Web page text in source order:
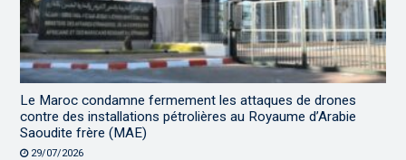
Le Maroc condamne fermement les attaques de drones
contre des installations pétrolières au Royaume d’Arabie
Saoudite frère (MAE)
29/07/2026